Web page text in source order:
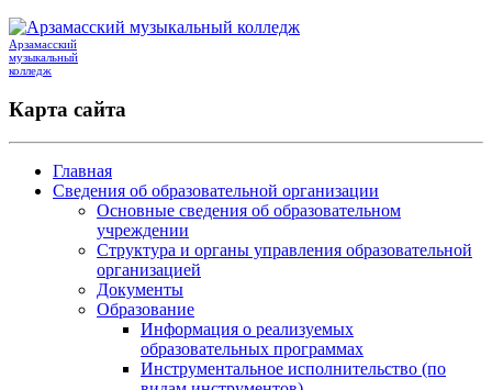
Арзамасский
музыкальный
колледж
Карта сайта
Главная
Сведения об образовательной организации
Основные сведения об образовательном
учреждении
Структура и органы управления образовательной
организацией
Документы
Образование
Информация о реализуемых
образовательных программах
Инструментальное исполнительство (по